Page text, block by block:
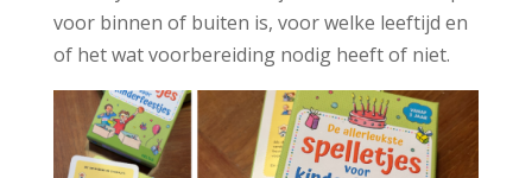
voor binnen of buiten is, voor welke leeftijd en
of het wat voorbereiding nodig heeft of niet.